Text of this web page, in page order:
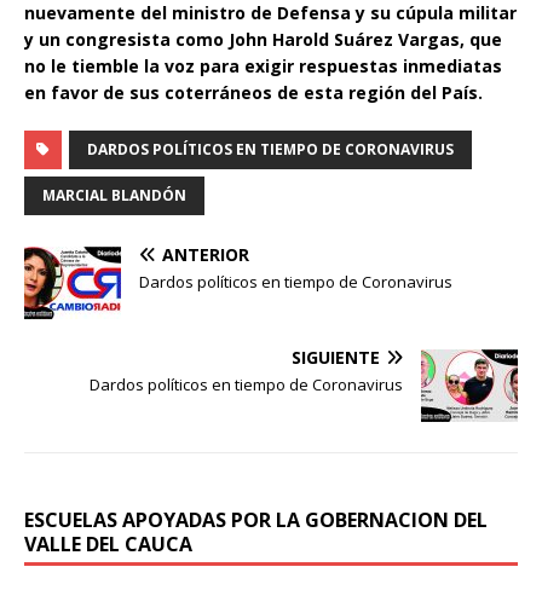
nuevamente del ministro de Defensa y su cúpula militar
y un congresista como John Harold Suárez Vargas, que
no le tiemble la voz para exigir respuestas inmediatas
en favor de sus coterráneos de esta región del País.
DARDOS POLÍTICOS EN TIEMPO DE CORONAVIRUS
MARCIAL BLANDÓN
ANTERIOR
Dardos políticos en tiempo de Coronavirus
SIGUIENTE
Dardos políticos en tiempo de Coronavirus
ESCUELAS APOYADAS POR LA GOBERNACION DEL
VALLE DEL CAUCA